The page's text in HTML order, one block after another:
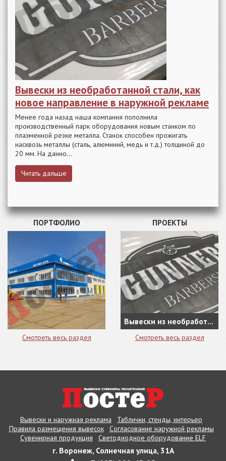
Вывески из необработанной стали, как
новое направление в наружной рекламе
Менее года назад наша компания пополнила
производственный парк оборудования новым станком по
плазменной резке металла. Станок способен прожигать
насквозь металлы (сталь, алюминий, медь и т.д.) толщиной до
20 мм. На данно...
Читать дальше
ПОРТФОЛИО
Смотреть весь раздел
ПРОЕКТЫ
Вывески из необработанной стали, как новое направление в наружной рекламе
Смотреть весь раздел
Вывески и наружная реклама
Таблички, стенды, интерьер
Правила размещения вывесок
Согласование наружной рекламы
Сувенирная продукция
Светодиодное оборудование ELF
г. Воронеж, Солнечная улица, 31А